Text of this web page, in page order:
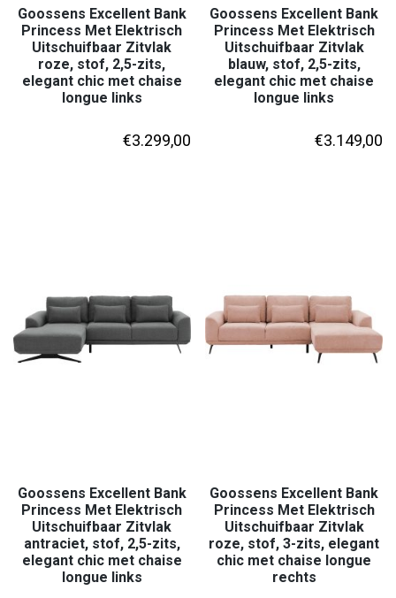
Goossens Excellent Bank
Princess Met Elektrisch
Uitschuifbaar Zitvlak
roze, stof, 2,5-zits,
elegant chic met chaise
longue links
€3.299,00
Goossens Excellent Bank
Princess Met Elektrisch
Uitschuifbaar Zitvlak
blauw, stof, 2,5-zits,
elegant chic met chaise
longue links
€3.149,00
Goossens Excellent Bank
Princess Met Elektrisch
Uitschuifbaar Zitvlak
antraciet, stof, 2,5-zits,
elegant chic met chaise
longue links
Goossens Excellent Bank
Princess Met Elektrisch
Uitschuifbaar Zitvlak
roze, stof, 3-zits, elegant
chic met chaise longue
rechts